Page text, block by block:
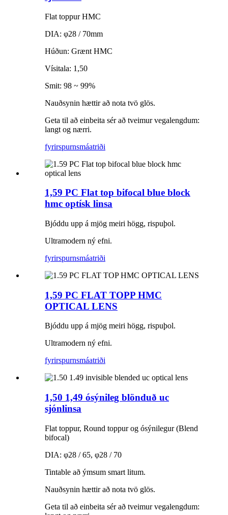
Flat toppur HMC
DIA: φ28 / 70mm
Húðun: Grænt HMC
Vísitala: 1,50
Smit: 98 ~ 99%
Nauðsynin hættir að nota tvö glös.
Geta til að einbeita sér að tveimur vegalengdum:
langt og nærri.
fyrirspurnsmáatriði
1,59 PC Flat top bifocal blue block
hmc optísk linsa
Bjóddu upp á mjög meiri högg, rispuþol.
Ultramodern ný efni.
fyrirspurnsmáatriði
1,59 PC FLAT TOPP HMC
OPTICAL LENS
Bjóddu upp á mjög meiri högg, rispuþol.
Ultramodern ný efni.
fyrirspurnsmáatriði
1,50 1,49 ósýnileg blönduð uc
sjónlinsa
Flat toppur, Round toppur og ósýnilegur (Blend
bifocal)
DIA: φ28 / 65, φ28 / 70
Tintable að ýmsum smart litum.
Nauðsynin hættir að nota tvö glös.
Geta til að einbeita sér að tveimur vegalengdum: